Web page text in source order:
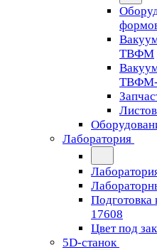
ТВФМ
Лаборатория
17608
Цвет под
5D-станок